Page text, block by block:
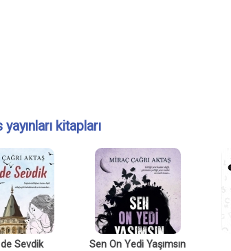
kitapları
Sevdik
Sen On Yedi Yaşımsın